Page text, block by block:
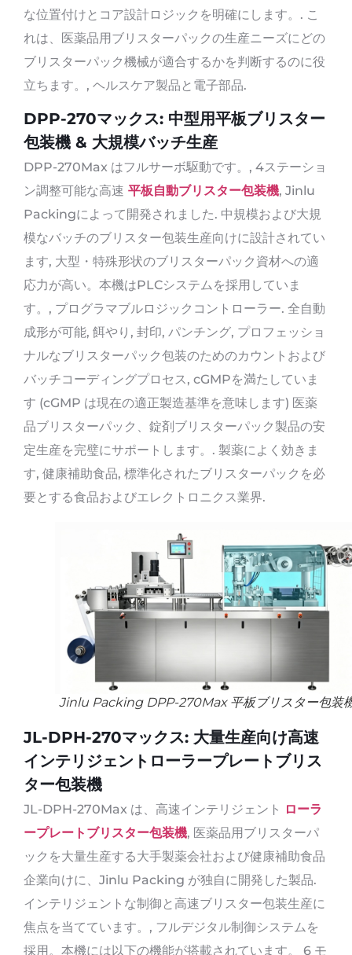
な位置付けとコア設計ロジックを明確にします。. こ
れは、医薬品用ブリスターパックの生産ニーズにどの
ブリスターパック機械が適合するかを判断するのに役
立ちます。, ヘルスケア製品と電子部品.
DPP-270マックス: 中型用平板ブリスター
包装機 & 大規模バッチ生産
DPP-270Max はフルサーボ駆動です。, 4ステーショ
ン調整可能な高速 平板自動ブリスター包装機, Jinlu
Packingによって開発されました. 中規模および大規
模なバッチのブリスター包装生産向けに設計されてい
ます, 大型・特殊形状のブリスターパック資材への適
応力が高い。本機はPLCシステムを採用していま
す。, プログラマブルロジックコントローラー. 全自動
成形が可能, 餌やり, 封印, パンチング, プロフェッショ
ナルなブリスターパック包装のためのカウントおよび
バッチコーディングプロセス, cGMPを満たしていま
す (cGMP は現在の適正製造基準を意味します) 医薬
品ブリスターパック、錠剤ブリスターパック製品の安
定生産を完璧にサポートします。. 製薬によく効きま
す, 健康補助食品, 標準化されたブリスターパックを必
要とする食品およびエレクトロニクス業界.
Jinlu Packing DPP-270Max 平板ブリスター包装
JL-DPH-270マックス: 大量生産向け高速
インテリジェントローラープレートブリス
ター包装機
JL-DPH-270Max は、高速インテリジェント ローラ
ープレートブリスター包装機, 医薬品用ブリスターパ
ックを大量生産する大手製薬会社および健康補助食品
企業向けに、Jinlu Packing が独自に開発した製品.
インテリジェントな制御と高速ブリスター包装生産に
焦点を当てています。, フルデジタル制御システムを
採用。本機には以下の機能が搭載されています。 6 モ